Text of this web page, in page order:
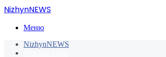
NizhynNEWS
Меню
NizhynNEWS